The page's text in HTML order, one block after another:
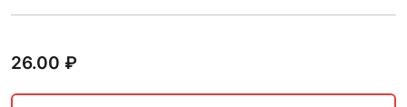
26.00 ₽